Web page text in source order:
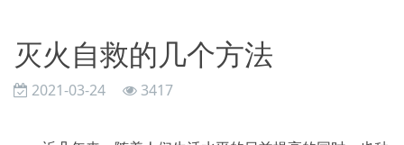
灭火自救的几个方法
2021-03-24 3417